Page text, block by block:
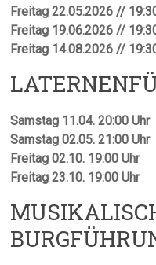
Freitag 22.05.2026 //
Freitag 19.06.2026 //
Freitag 14.08.2026 //
Samstag 11.04. 20:00 Uhr
Samstag 02.05. 21:00 Uhr
Freitag 02.10. 19:00 Uhr
Freitag 23.10. 19:00 Uhr